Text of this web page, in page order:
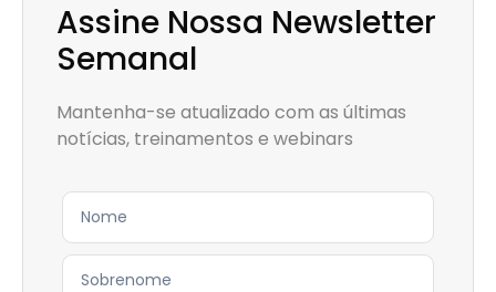
Assine Nossa Newsletter
Semanal
Mantenha-se atualizado com as últimas
notícias, treinamentos e webinars